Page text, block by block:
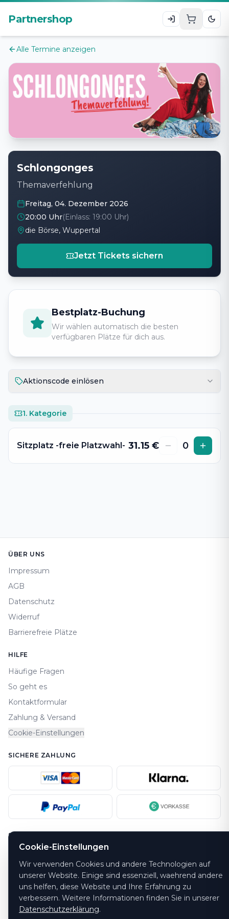
Partnershop
Alle Termine anzeigen
Schlongonges
Themaverfehlung
Freitag, 04. Dezember 2026
20:00 Uhr(Einlass: 19:00 Uhr)
die Börse, Wuppertal
Jetzt Tickets sichern
Bestplatz-Buchung
Wir wählen automatisch die besten
verfügbaren Plätze für dich aus.
Aktionscode einlösen
1. Kategorie
Sitzplatz -freie Platzwahl- 31.15 € 0
ÜBER UNS
Impressum
AGB
Datenschutz
Widerruf
Barrierefreie Plätze
HILFE
Häufige Fragen
So geht es
Kontaktformular
Zahlung & Versand
Cookie-Einstellungen
SICHERE ZAHLUNG
SICHERHEIT
Hotline: 06073 / 722740 · Mo.-Fr. 09:00-17:00 Uhr
Cookie-Einstellungen
Wir verwenden Cookies und andere Technologien auf
unserer Website. Einige sind essenziell, waehrend andere
uns helfen, diese Website und Ihre Erfahrung zu
verbessern. Weitere Informationen finden Sie in unserer
Datenschutzerklärung.